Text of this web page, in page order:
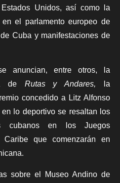
Unidos, así como la
el parlamento europeo de
Cuba y manifestaciones de
anuncian, entre otros, la
de Rutas y Andares,
la
concedido a Litz Alfonso
lo deportivo se resaltan los
cubanos en los Juegos
Caribe que comenzarán en
sobre el Museo Andino de